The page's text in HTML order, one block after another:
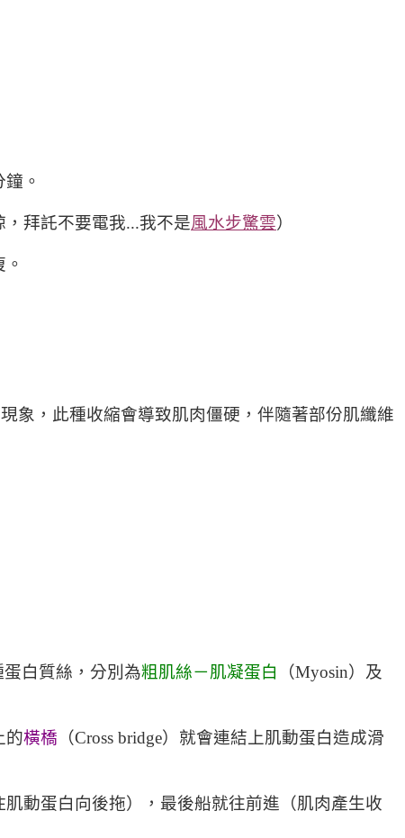
。
拜託不要電我...我不是風水步驚雲）
現象，此種收縮會導致肌肉僵硬，伴隨著部份肌纖維
白質絲，分別為粗肌絲－肌凝蛋白
（Myosin）及
的橫橋 （Cross bridge）就會連結上肌動蛋白造成滑
動蛋白向後拖），最後船就往前進（肌肉產生收